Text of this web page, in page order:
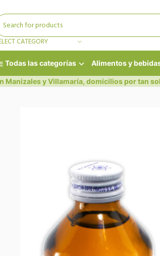
CATEGORY
Todas las categorías Alimentos y
Manizales y Villamaría, domicilios por tan